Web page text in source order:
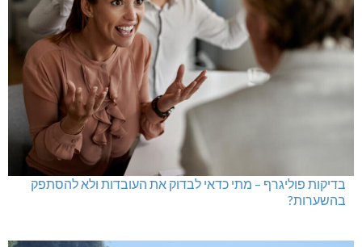
בדיקות פוליגרף – מתי כדאי לבדוק את העובדות ולא להסתפק
בהשערות?